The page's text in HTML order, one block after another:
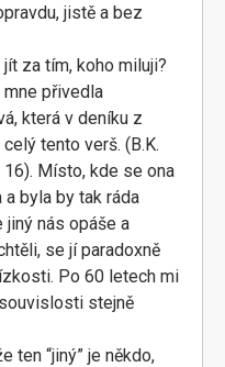
jistě a bez
za tím, koho miluji?
přivedla
která v deníku z
tento verš. (B.K.
16). Místo, kde se ona
byla by tak ráda
nás opáše a
se jí paradoxně
Po 60 letech mi
stejně
ten “jiný” je někdo,